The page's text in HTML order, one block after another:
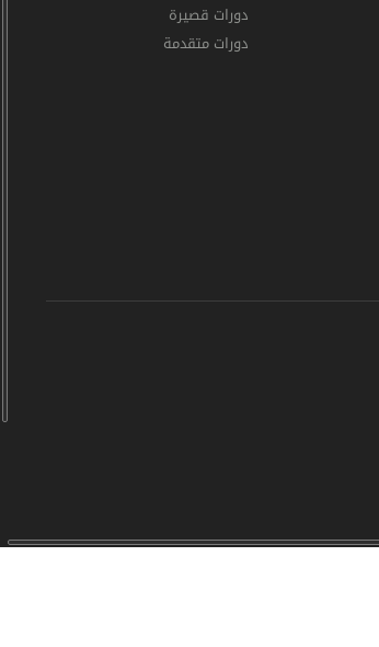
دورات قصيرة
دورات متقدمة